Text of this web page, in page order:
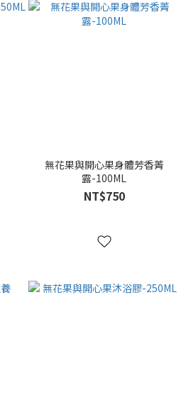
無花果與開心果身體芳香菁
露-100ML
NT$750